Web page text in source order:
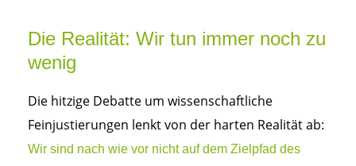
Die Realität: Wir tun immer noch zu
wenig
Die hitzige Debatte um wissenschaftliche
Feinjustierungen lenkt von der harten Realität ab:
Wir sind nach wie vor nicht auf dem Zielpfad des